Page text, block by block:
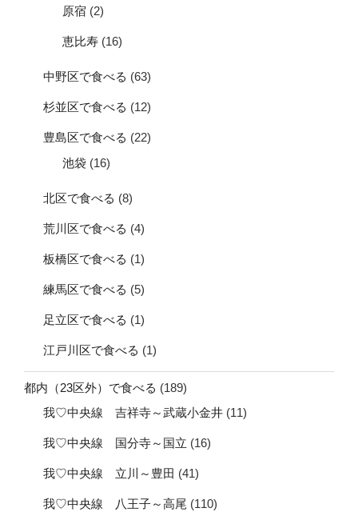
原宿 (2)
恵比寿 (16)
中野区で食べる (63)
杉並区で食べる (12)
豊島区で食べる (22)
池袋 (16)
北区で食べる (8)
荒川区で食べる (4)
板橋区で食べる (1)
練馬区で食べる (5)
足立区で食べる (1)
江戸川区で食べる (1)
都内（23区外）で食べる (189)
我♡中央線 吉祥寺～武蔵小金井 (11)
我♡中央線 国分寺～国立 (16)
我♡中央線 立川～豊田 (41)
我♡中央線 八王子～高尾 (110)